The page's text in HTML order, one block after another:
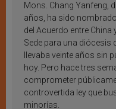
Mons. Chang Yanfeng,
años, ha sido
del Acuerdo entre China
Sede para una diócesis
llevaba veinte años sin
hoy. Pero hace tres
comprometer
controvertida ley que
minorías.